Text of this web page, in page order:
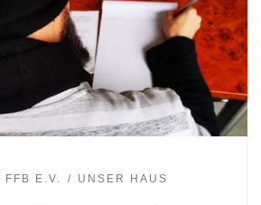
FFB E.V. UNSER HAUS